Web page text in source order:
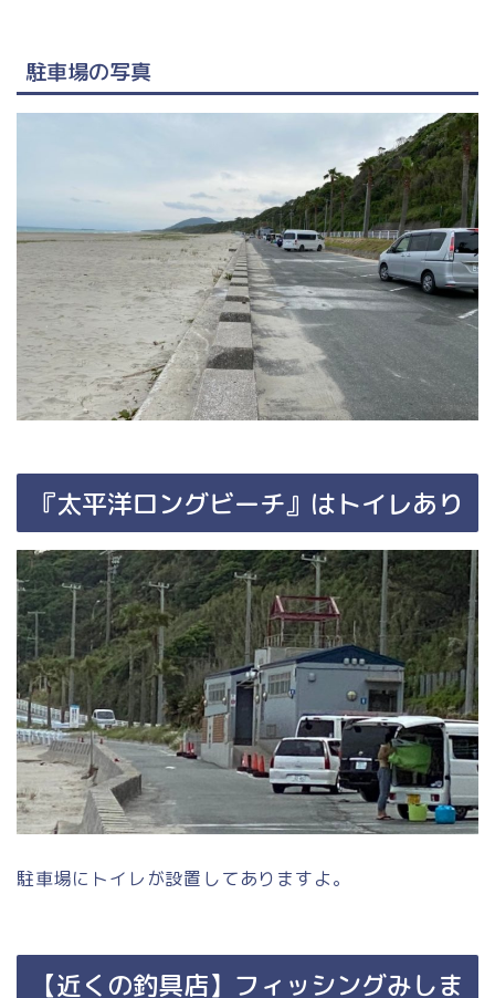
駐車場の写真
『太平洋ロングビーチ』はトイレあり
駐車場にトイレが設置してありますよ。
【近くの釣具店】フィッシングみしま